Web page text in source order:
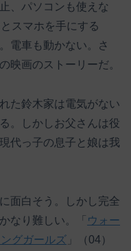
、パソコンも使えな
スマホを手にする
電車も動かない。さ
映画のストーリーだ。
た鈴木家は電気がない
。しかしお父さんは役
代っ子の息子と娘は我
面白そう。しかし完全
なり難しい。「 ウォー
グガールズ 」（04）